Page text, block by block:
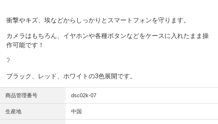
衝撃やキズ、埃などからしっかりとスマートフォンを守ります。
カメラはもちろん、イヤホンや各種ボタンなどをケースに入れたまま操
作可能です！
?
ブラック、レッド、ホワイトの3色展開です。
商品管理番号 dsc02k-07
生産地 中国